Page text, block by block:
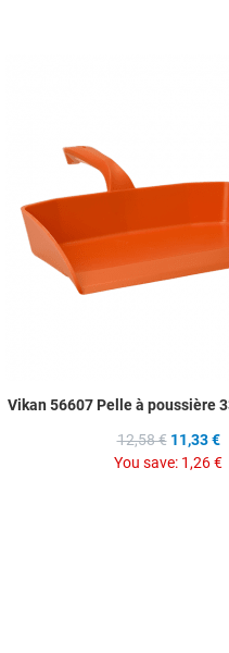
Vikan 56607 Pelle à poussière
12,58 € 11,33 €
You save: 1,26 €